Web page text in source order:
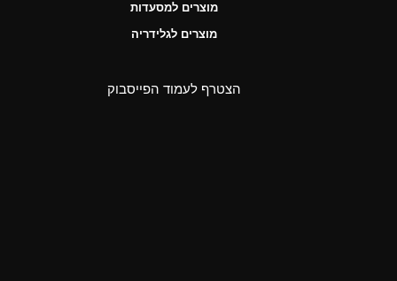
מוצרים למסעדות
מוצרים לגלידריה
הצטרף לעמוד הפייסבוק